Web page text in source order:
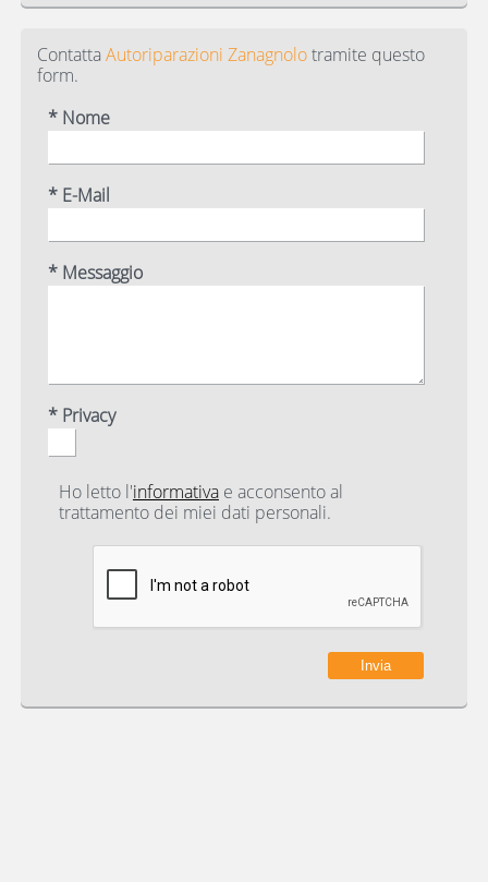
ContattaAutoriparazioni Zanagnolotramite questo
form.
* Nome
* E-Mail
* Messaggio
* Privacy
Ho letto l'informativae acconsento al
trattamento dei miei dati personali.